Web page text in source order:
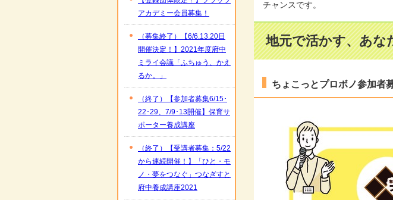
チャンスです。
地元で活かす、あな
ちょこっとプロボノ参加者
アカデミー会員募集！
（募集終了）【6/6.13.20日
開催決定！】2021年度府中
ミライ会議「ふちゅう、かえ
るか。」
（終了）【参加者募集6/15･
22･29、7/9･13開催】保育サ
ポーター養成講座
（終了）【受講者募集：5/22
から連続開催！】「ひと・モ
ノ・夢をつなぐ」つなぎすと
府中養成講座2021